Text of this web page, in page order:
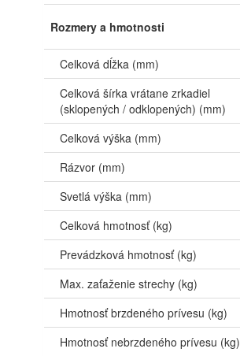
Rozmery a hmotnosti
Celková dĺžka (mm)
Celková šírka vrátane zrkadiel
(sklopených / odklopených) (mm)
Celková výška (mm)
Rázvor (mm)
Svetlá výška (mm)
Celková hmotnosť (kg)
Prevádzková hmotnosť (kg)
Max. zaťaženie strechy (kg)
Hmotnosť brzdeného prívesu (kg)
Hmotnosť nebrzdeného prívesu (kg)